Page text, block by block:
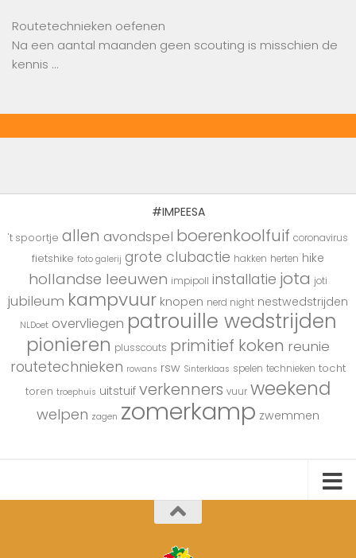
Routetechnieken oefenen
Na een aantal maanden geen scouting is misschien de
kennis …
#IMPEESA
't spoortje allen avondspel boerenkoolfuif coronavirus
fietshike foto galerij grote clubactie hakken herten hike
hollandse leeuwen impipoll installatie jota joti
jubileum kampvuur knopen nerd night nestwedstrijden
NLDoet overvliegen patrouille wedstrijden
pionieren plusscouts primitief koken reunie
routetechnieken rowans rsw Sinterklaas spelen technieken tocht
toren troephuis uitstuif verkenners vuur weekend
welpen zagen zomerkamp zwemmen